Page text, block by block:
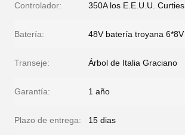
Controlador: 350A los E.E.U.U. Curties
Batería: 48V batería troyana 6*8V
Transeje: Árbol de Italia Graciano
Garantía: 1 año
Plazo de entrega: 15 dias